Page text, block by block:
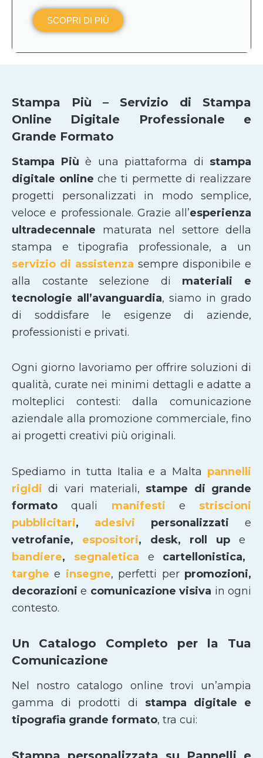
SCOPRI DI PIÙ
Stampa Più – Servizio di Stampa
Online Digitale Professionale e
Grande Formato
Stampa Più è una piattaforma di stampa
digitale online che ti permette di realizzare
progetti personalizzati in modo semplice,
veloce e professionale. Grazie all’esperienza
ultradecennale maturata nel settore della
stampa e tipografia professionale, a un
servizio di assistenza sempre disponibile e
alla costante selezione di materiali e
tecnologie all’avanguardia, siamo in grado
di soddisfare le esigenze di aziende,
professionisti e privati.
Ogni giorno lavoriamo per offrire soluzioni di
qualità, curate nei minimi dettagli e adatte a
molteplici contesti: dalla comunicazione
aziendale alla promozione commerciale, fino
ai progetti creativi più originali.
Spediamo in tutta Italia e a Malta pannelli
rigididi vari materiali, stampe di grande
formatoquali manifesti e striscioni
pubblicitari, adesivi personalizzati e
vetrofanie, espositori, desk, roll up e
bandiere, segnaletica e cartellonistica,
targhee insegne, perfetti per promozioni,
decorazionie comunicazione visiva in ogni
contesto.
Un Catalogo Completo per la Tua
Comunicazione
Nel nostro catalogo online trovi un’ampia
gamma di prodotti di stampa digitale e
tipografia grande formato, tra cui: